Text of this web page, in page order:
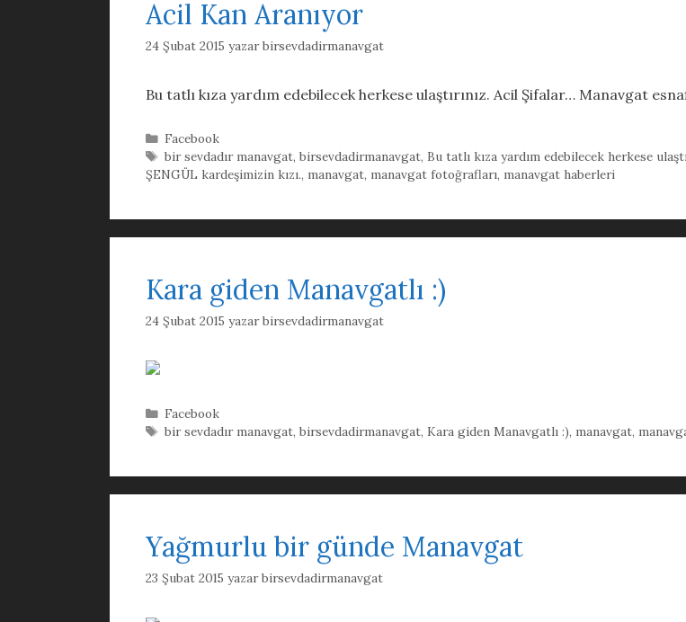
Acil Kan Aranıyor
24 Şubat 2015 yazarbirsevdadirmanavgat
Bu tatlı kıza yardım edebilecek herkese ulaştırınız. Acil Şifalar… Manavgat
Kategoriler
Facebook
Etiketler
bir sevdadır manavgat,birsevdadirmanavgat, Bu tatlı kıza yardım edebilecek herkese
ŞENGÜL kardeşimizin kızı., manavgat, manavgat fotoğrafları, manavgat haberleri
Kara giden Manavgatlı :)
24 Şubat 2015 yazarbirsevdadirmanavgat
Kategoriler
Facebook
Etiketler
bir sevdadır manavgat,birsevdadirmanavgat, Kara giden Manavgatlı :), manavgat,
Yağmurlu bir günde Manavgat
23 Şubat 2015 yazarbirsevdadirmanavgat